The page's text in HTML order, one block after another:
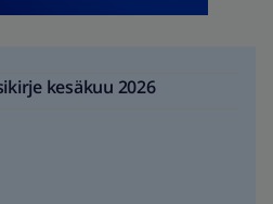
kesäkuu 2026